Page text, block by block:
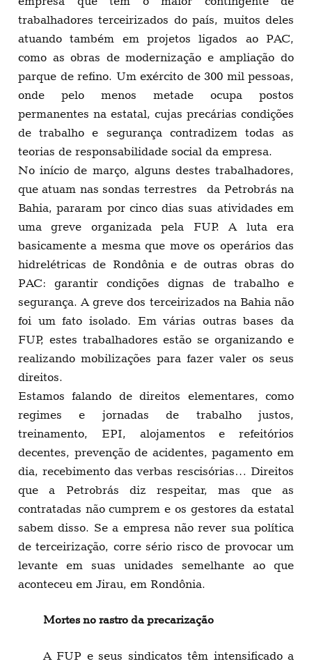
trabalhadores terceirizados do país, muitos deles
atuando também em projetos ligados ao PAC,
como as obras de modernização e ampliação do
parque de refino. Um exército de 300 mil pessoas,
onde pelo menos metade ocupa postos
permanentes na estatal, cujas precárias condições
de trabalho e segurança contradizem todas as
teorias de responsabilidade social da empresa.
No início de março, alguns destes trabalhadores,
que atuam nas sondas terrestres da Petrobrás na
Bahia, pararam por cinco dias suas atividades em
uma greve organizada pela FUP. A luta era
basicamente a mesma que move os operários das
hidrelétricas de Rondônia e de outras obras do
PAC: garantir condições dignas de trabalho e
segurança. A greve dos terceirizados na Bahia não
foi um fato isolado. Em várias outras bases da
FUP, estes trabalhadores estão se organizando e
realizando mobilizações para fazer valer os seus
direitos.
Estamos falando de direitos elementares, como
regimes e jornadas de trabalho justos,
treinamento, EPI, alojamentos e refeitórios
decentes, prevenção de acidentes, pagamento em
dia, recebimento das verbas rescisórias… Direitos
que a Petrobrás diz respeitar, mas que as
contratadas não cumprem e os gestores da estatal
sabem disso. Se a empresa não rever sua política
de terceirização, corre sério risco de provocar um
levante em suas unidades semelhante ao que
aconteceu em Jirau, em Rondônia.
Mortes no rastro da precarização
A FUP e seus sindicatos têm intensificado a